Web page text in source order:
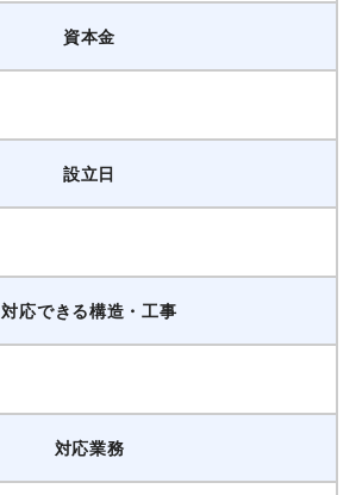
資本金
設立日
対応できる構造・工事
対応業務